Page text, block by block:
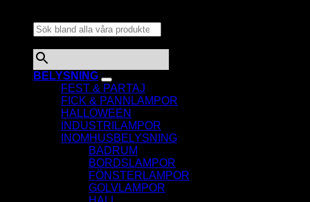
BELYSNING
FEST & PARTAJ
FICK & PANNLAMPOR
HALLOWEEN
INDUSTRILAMPOR
INOMHUSBELYSNING
BADRUM
BORDSLAMPOR
FÖNSTERLAMPOR
GOLVLAMPOR